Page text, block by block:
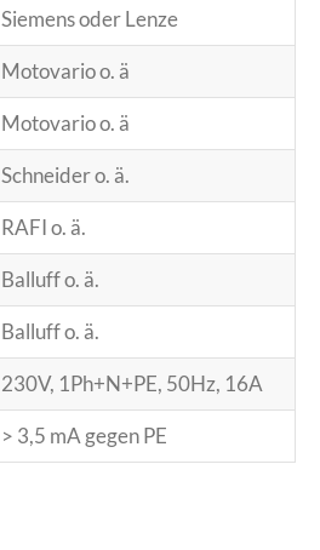
Siemens oder Lenze
Motovario o. ä
Motovario o. ä
Schneider o. ä.
RAFI o. ä.
Balluff o. ä.
Balluff o. ä.
230V, 1Ph+N+PE, 50Hz, 16A
> 3,5 mA gegen PE